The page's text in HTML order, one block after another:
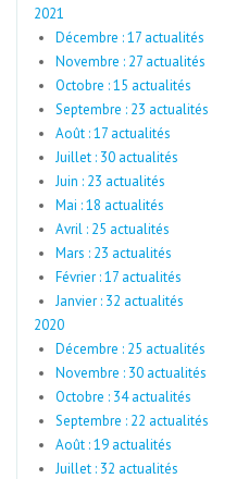
2021
Décembre : 17 actualités
Novembre : 27 actualités
Octobre : 15 actualités
Septembre : 23 actualités
Août : 17 actualités
Juillet : 30 actualités
Juin : 23 actualités
Mai : 18 actualités
Avril : 25 actualités
Mars : 23 actualités
Février : 17 actualités
Janvier : 32 actualités
2020
Décembre : 25 actualités
Novembre : 30 actualités
Octobre : 34 actualités
Septembre : 22 actualités
Août : 19 actualités
Juillet : 32 actualités